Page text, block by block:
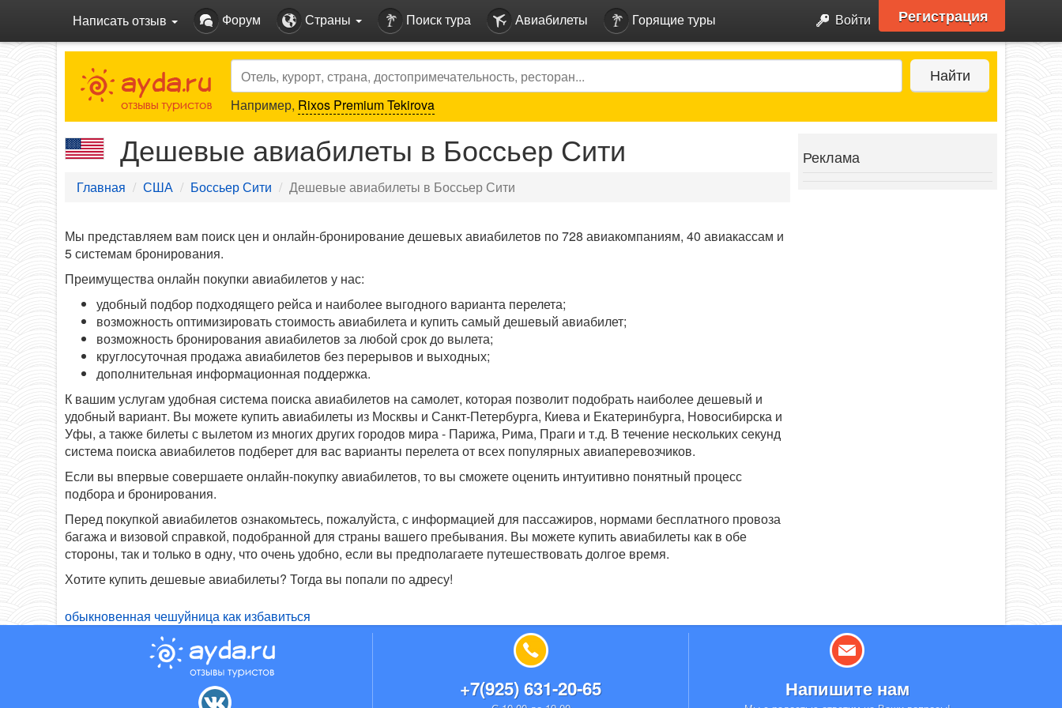
Написать отзыв Форум Страны Поиск тура Авиабилеты Горящие туры Войти Регистрация
Search Найти
Например, Rixos Premium Tekirova
Дешевые авиабилеты в Боссьер Сити
Главная США Боссьер Сити Дешевые авиабилеты в Боссьер Сити
Мы представляем вам поиск цен и онлайн-бронирование дешевых авиабилетов по 728 авиакомпаниям, 40 авиакассам и
5 системам бронирования.
Преимущества онлайн покупки авиабилетов у нас:
удобный подбор подходящего рейса и наиболее выгодного варианта перелета;
возможность оптимизировать стоимость авиабилета и купить самый дешевый авиабилет;
возможность бронирования авиабилетов за любой срок до вылета;
круглосуточная продажа авиабилетов без перерывов и выходных;
дополнительная информационная поддержка.
К вашим услугам удобная система поиска авиабилетов на самолет, которая позволит подобрать наиболее дешевый и
удобный вариант. Вы можете купить авиабилеты из Москвы и Санкт-Петербурга, Киева и Екатеринбурга, Новосибирска и
Уфы, а также билеты с вылетом из многих других городов мира - Парижа, Рима, Праги и т.д. В течение нескольких секунд
система поиска авиабилетов подберет для вас варианты перелета от всех популярных авиаперевозчиков.
Если вы впервые совершаете онлайн-покупку авиабилетов, то вы сможете оценить интуитивно понятный процесс
подбора и бронирования.
Перед покупкой авиабилетов ознакомьтесь, пожалуйста, с информацией для пассажиров, нормами бесплатного провоза
багажа и визовой справкой, подобранной для страны вашего пребывания. Вы можете купить авиабилеты как в обе
стороны, так и только в одну, что очень удобно, если вы предполагаете путешествовать долгое время.
Хотите купить дешевые авиабилеты? Тогда вы попали по адресу!
Реклама
обыкновенная чешуйница как избавиться
+7(925) 631-20-65 Напишите нам